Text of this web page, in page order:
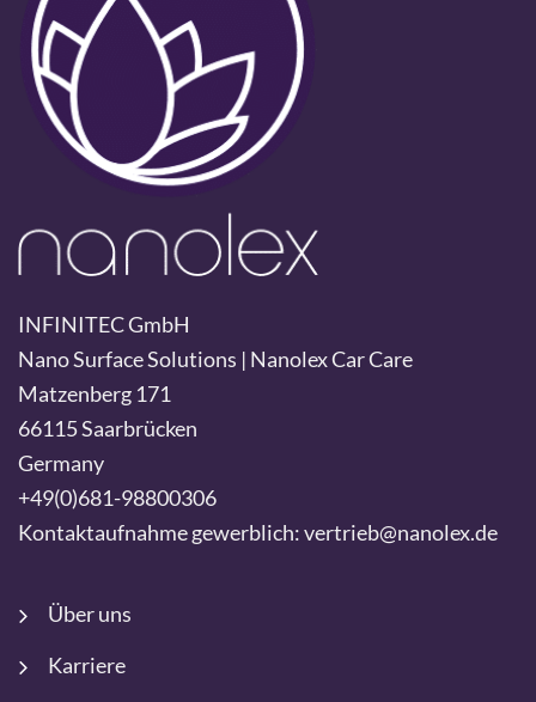
INFINITEC GmbH
Nano Surface Solutions | Nanolex Car Care
Matzenberg 171
66115 Saarbrücken
Germany
+49(0)681-98800306
Kontaktaufnahme gewerblich: vertrieb@nanolex.de
Über uns
Karriere